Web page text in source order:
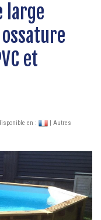
large
et
en :
| Autres